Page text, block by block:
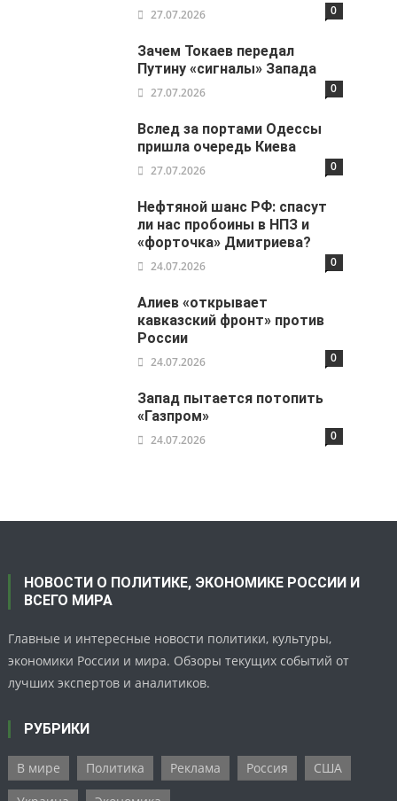
27.07.2026 0
Зачем Токаев передал
Путину «сигналы» Запада
27.07.2026 0
Вслед за портами Одессы
пришла очередь Киева
27.07.2026 0
Нефтяной шанс РФ: спасут
ли нас пробоины в НПЗ и
«форточка» Дмитриева?
24.07.2026 0
Алиев «открывает
кавказский фронт» против
России
24.07.2026 0
Запад пытается потопить
«Газпром»
24.07.2026 0
НОВОСТИ О ПОЛИТИКЕ, ЭКОНОМИКЕ РОССИИ И
ВСЕГО МИРА
Главные и интересные новости политики, культуры,
экономики России и мира. Обзоры текущих событий от
лучших экспертов и аналитиков.
РУБРИКИ
В мире Политика Реклама Россия
США